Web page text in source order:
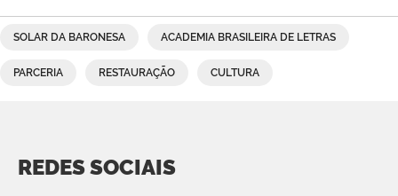
SOLAR DA BARONESA ACADEMIA BRASILEIRA DE LETRAS
PARCERIA RESTAURAÇÃO CULTURA
REDES SOCIAIS